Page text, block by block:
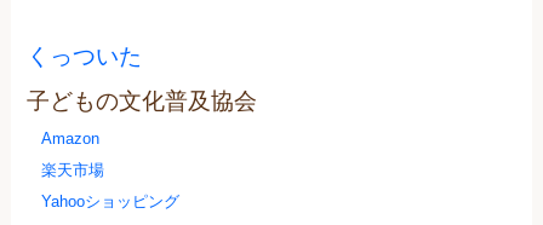
くっついた
子どもの文化普及協会
Amazon
楽天市場
Yahooショッピング